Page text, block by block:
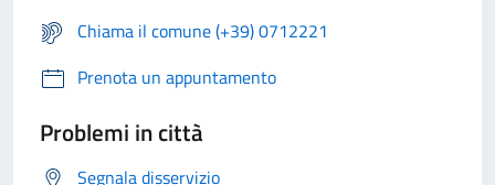
Chiama il comune (+39) 0712221
Prenota un appuntamento
Problemi in città
Segnala disservizio